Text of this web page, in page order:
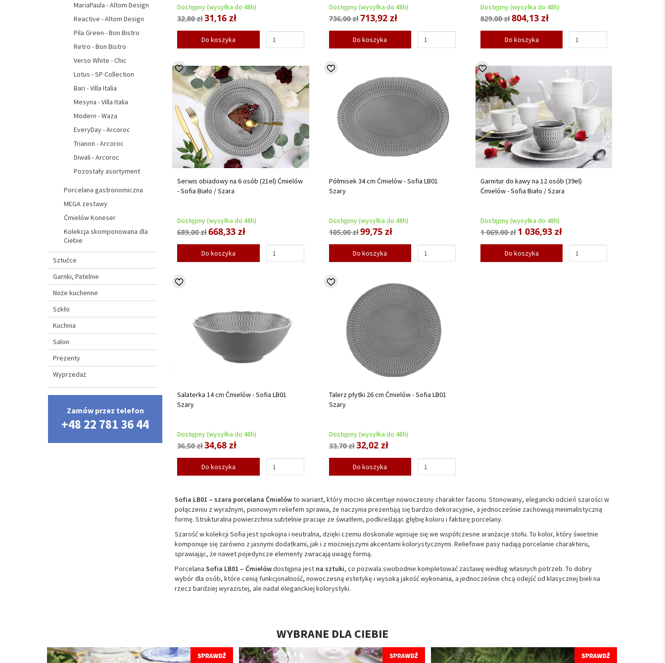
Dostępny (wysyłka do 48h)
32,80 zł31,16 zł
Do koszyka
Dostępny (wysyłka do 48h)
736,00 zł713,92 zł
Do koszyka
Dostępny (wysyłka do 48h)
829,00 zł804,13 zł
Do koszyka
Serwis obiadowy na 6 osób (21el) Ćmielów
- Sofia Biało / Szara
Dostępny (wysyłka do 48h)
689,00 zł668,33 zł
Do koszyka
Półmisek 34 cm Ćmielów - Sofia LB01
Szary
Dostępny (wysyłka do 48h)
105,00 zł99,75 zł
Do koszyka
Garnitur do kawy na 12 osób (39el)
Ćmielów - Sofia Biało / Szara
Dostępny (wysyłka do 48h)
1 069,00 zł 1 036,93 zł
Do koszyka
Salaterka 14 cm Ćmielów - Sofia LB01
Szary
Dostępny (wysyłka do 48h)
36,50 zł34,68 zł
Do koszyka
Talerz płytki 26 cm Ćmielów - Sofia LB01
Szary
Dostępny (wysyłka do 48h)
33,70 zł32,02 zł
Do koszyka
Sofia LB01 – szara porcelana Ćmielówto wariant, który mocno akcentuje nowoczesny charakter fasonu. Stonowany, elegancki odcień szarości w
połączeniu z wyraźnym, pionowym reliefem sprawia, że naczynia prezentują się bardzo dekoracyjnie, a jednocześnie zachowują minimalistyczną
formę. Strukturalna powierzchnia subtelnie pracuje ze światłem, podkreślając głębię koloru i fakturę porcelany.
Szarość w kolekcji Sofia jest spokojna i neutralna, dzięki czemu doskonale wpisuje się we współczesne aranżacje stołu. To kolor, który świetnie
komponuje się zarówno z jasnymi dodatkami, jak i z mocniejszymi akcentami kolorystycznymi. Reliefowe pasy nadają porcelanie charakteru,
sprawiając, że nawet pojedyncze elementy zwracają uwagę formą.
PorcelanaSofia LB01 – Ćmielówdostępna jest na sztuki, co pozwala swobodnie kompletować zastawę według własnych potrzeb. To dobry
wybór dla osób, które cenią funkcjonalność, nowoczesną estetykę i wysoką jakość wykonania, a jednocześnie chcą odejść od klasycznej bieli na
rzecz bardziej wyrazistej, ale nadal eleganckiej kolorystyki.
MariaPaula - Altom Design
Reactive - Altom Design
Pila Green - Bon Bistro
Retro - Bon Bistro
Verso White - Chic
Lotus - SP Collection
Bari - Villa Italia
Mesyna - Villa Italia
Modern - Waza
EveryDay - Arcoroc
Trianon - Arcoroc
Diwali - Arcoroc
Pozostały asortyment
Porcelana gastronomiczna
MEGA zestawy
Ćmielów Koneser
Kolekcja skomponowana dla
Ciebie
Sztućce
Garnki, Patelnie
Noże kuchenne
Szkło
Kuchnia
Salon
Prezenty
Wyprzedaż
Zamów przez telefon
+48 22 781 36 44
WYBRANE DLA CIEBIE